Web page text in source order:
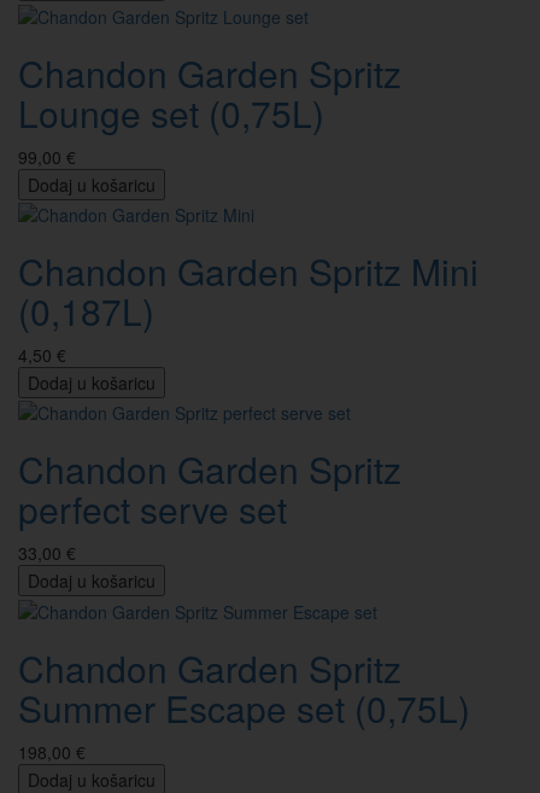
Chandon Garden Spritz
Lounge set (0,75L)
99,00 €
Dodaj u košaricu
Chandon Garden Spritz Mini
(0,187L)
4,50 €
Dodaj u košaricu
Chandon Garden Spritz
perfect serve set
33,00 €
Dodaj u košaricu
Chandon Garden Spritz
Summer Escape set (0,75L)
198,00 €
Dodaj u košaricu